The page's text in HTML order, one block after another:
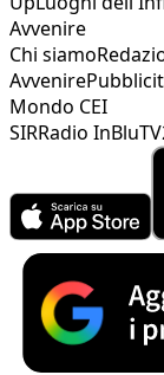
Avvenire
Chi siamo
Avvenire
Mondo CEI
SIRRadio InBlu